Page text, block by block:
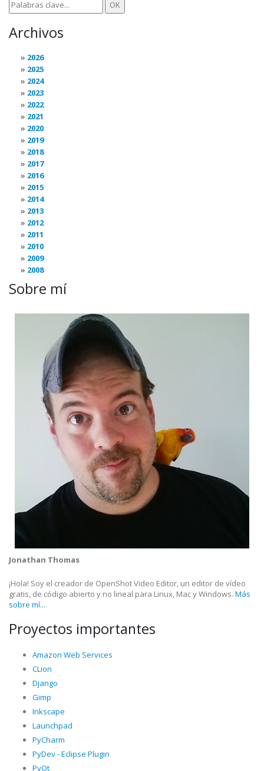
Archivos
2026
2025
2024
2023
2022
2021
2020
2019
2018
2017
2016
2015
2014
2013
2012
2011
2010
2009
2008
Sobre mí
Jonathan Thomas
¡Hola! Soy el creador de OpenShot Video Editor, un editor de vídeo
gratis, de código abierto y no lineal para Linux, Mac y Windows. Más
sobre mí...
Proyectos importantes
Amazon Web Services
CLion
Django
Gimp
Inkscape
Launchpad
PyCharm
PyDev - Eclipse Plugin
PyQt